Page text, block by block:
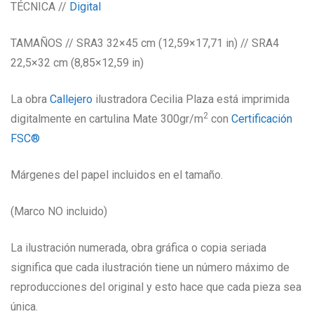
TÉCNICA // Digital
TAMAÑOS // SRA3 32×45 cm (12,59×17,71 in) // SRA4
22,5×32 cm (8,85×12,59 in)
La obra Callejero ilustradora Cecilia Plaza está imprimida
digitalmente en cartulina Mate 300gr/m2 con Certificación
FSC®
Márgenes del papel incluidos en el tamaño.
(Marco NO incluido)
La ilustración numerada, obra gráfica o copia seriada
significa que cada ilustración tiene un número máximo de
reproducciones del original y esto hace que cada pieza sea
única.